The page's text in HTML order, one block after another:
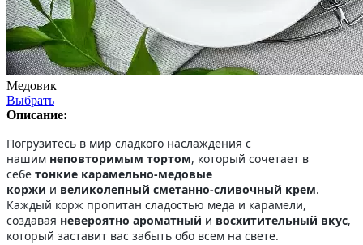
Медовик
Выбрать
Описание:
Погрузитесь в мир сладкого наслаждения с
нашим неповторимым тортом, который сочетает в
себе тонкие карамельно-медовые
коржи и великолепный сметанно-сливочный крем.
Каждый корж пропитан сладостью меда и карамели,
создавая невероятно ароматный и восхитительный вкус,
который заставит вас забыть обо всем на свете.